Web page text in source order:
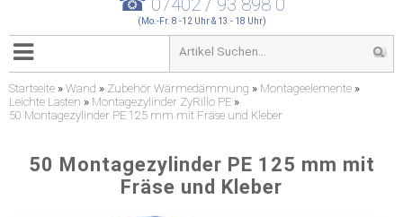
07402 / 93 898 0
(Mo.-Fr. 8 -12 Uhr & 13 - 18 Uhr)
Startseite » Wand » Zubehör Wärmedämmung » Montageelemente »
Leichte Lasten » Montagezylinder ZyRillo PE »
50 Montagezylinder PE 125 mm mit Fräse und Kleber
50 Montagezylinder PE 125 mm mit
Fräse und Kleber